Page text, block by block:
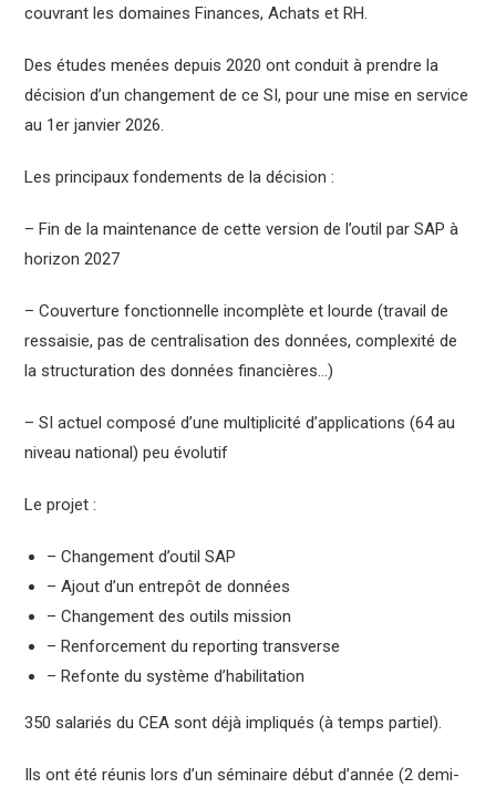
couvrant les domaines Finances, Achats et RH.
Des études menées depuis 2020 ont conduit à prendre la
décision d’un changement de ce SI, pour une mise en service
au 1er janvier 2026.
Les principaux fondements de la décision :
– Fin de la maintenance de cette version de l’outil par SAP à
horizon 2027
– Couverture fonctionnelle incomplète et lourde (travail de
ressaisie, pas de centralisation des données, complexité de
la structuration des données financières…)
– SI actuel composé d’une multiplicité d’applications (64 au
niveau national) peu évolutif
Le projet :
– Changement d’outil SAP
– Ajout d’un entrepôt de données
– Changement des outils mission
– Renforcement du reporting transverse
– Refonte du système d’habilitation
350 salariés du CEA sont déjà impliqués (à temps partiel).
Ils ont été réunis lors d’un séminaire début d’année (2 demi-